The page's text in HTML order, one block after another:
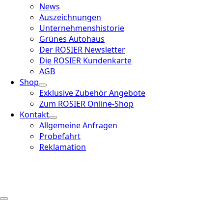
News
Auszeichnungen
Unternehmenshistorie
Grünes Autohaus
Der ROSIER Newsletter
Die ROSIER Kundenkarte
AGB
Shop
Exklusive Zubehör Angebote
Zum ROSIER Online-Shop
Kontakt
Allgemeine Anfragen
Probefahrt
Reklamation